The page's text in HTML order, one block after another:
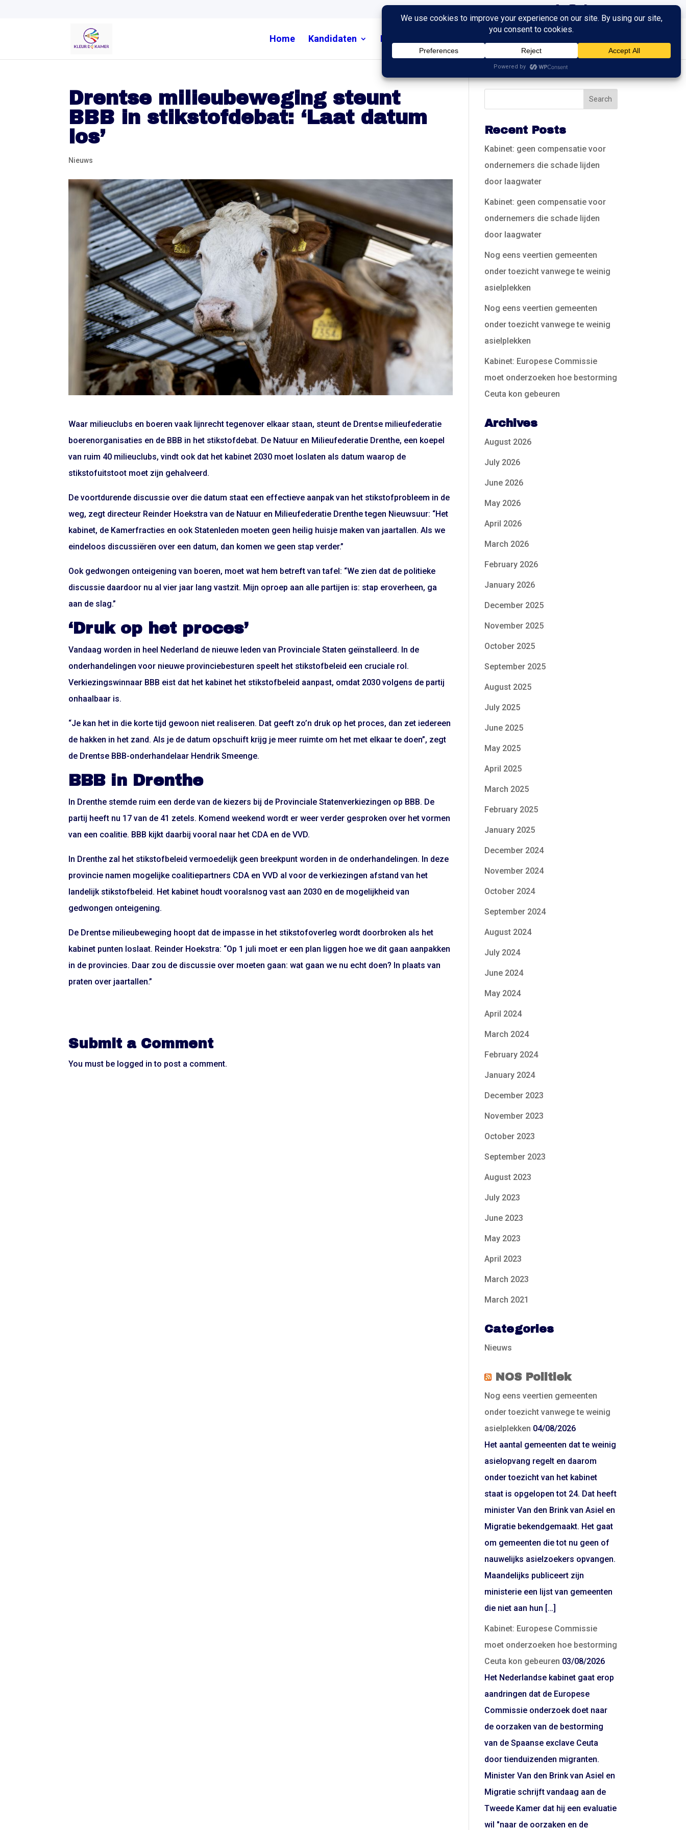
Home Kandidaten Nieuws
Drentse milieubeweging steunt
BBB in stikstofdebat: ‘Laat datum
los’
Nieuws
Waar milieuclubs en boeren vaak lijnrecht tegenover elkaar staan, steunt de Drentse milieufederatie
boerenorganisaties en de BBB in het stikstofdebat. De Natuur en Milieufederatie Drenthe, een koepel
van ruim 40 milieuclubs, vindt ook dat het kabinet 2030 moet loslaten als datum waarop de
stikstofuitstoot moet zijn gehalveerd.
De voortdurende discussie over die datum staat een effectieve aanpak van het stikstofprobleem in de
weg, zegt directeur Reinder Hoekstra van de Natuur en Milieufederatie Drenthe tegen Nieuwsuur: “Het
kabinet, de Kamerfracties en ook Statenleden moeten geen heilig huisje maken van jaartallen. Als we
eindeloos discussiëren over een datum, dan komen we geen stap verder.”
Ook gedwongen onteigening van boeren, moet wat hem betreft van tafel: “We zien dat de politieke
discussie daardoor nu al vier jaar lang vastzit. Mijn oproep aan alle partijen is: stap eroverheen, ga
aan de slag.”
‘Druk op het proces’
Vandaag worden in heel Nederland de nieuwe leden van Provinciale Staten geïnstalleerd. In de
onderhandelingen voor nieuwe provinciebesturen speelt het stikstofbeleid een cruciale rol.
Verkiezingswinnaar BBB eist dat het kabinet het stikstofbeleid aanpast, omdat 2030 volgens de partij
onhaalbaar is.
“Je kan het in die korte tijd gewoon niet realiseren. Dat geeft zo’n druk op het proces, dan zet iedereen
de hakken in het zand. Als je de datum opschuift krijg je meer ruimte om het met elkaar te doen”, zegt
de Drentse BBB-onderhandelaar Hendrik Smeenge.
BBB in Drenthe
In Drenthe stemde ruim een derde van de kiezers bij de Provinciale Statenverkiezingen op BBB. De
partij heeft nu 17 van de 41 zetels. Komend weekend wordt er weer verder gesproken over het vormen
van een coalitie. BBB kijkt daarbij vooral naar het CDA en de VVD.
In Drenthe zal het stikstofbeleid vermoedelijk geen breekpunt worden in de onderhandelingen. In deze
provincie namen mogelijke coalitiepartners CDA en VVD al voor de verkiezingen afstand van het
landelijk stikstofbeleid. Het kabinet houdt vooralsnog vast aan 2030 en de mogelijkheid van
gedwongen onteigening.
De Drentse milieubeweging hoopt dat de impasse in het stikstofoverleg wordt doorbroken als het
kabinet punten loslaat. Reinder Hoekstra: “Op 1 juli moet er een plan liggen hoe we dit gaan aanpakken
in de provincies. Daar zou de discussie over moeten gaan: wat gaan we nu echt doen? In plaats van
praten over jaartallen.”
Submit a Comment
You must be logged in to post a comment.
Recent Posts
Kabinet: geen compensatie voor
ondernemers die schade lijden
door laagwater
Kabinet: geen compensatie voor
ondernemers die schade lijden
door laagwater
Nog eens veertien gemeenten
onder toezicht vanwege te weinig
asielplekken
Nog eens veertien gemeenten
onder toezicht vanwege te weinig
asielplekken
Kabinet: Europese Commissie
moet onderzoeken hoe bestorming
Ceuta kon gebeuren
Archives
August 2026
July 2026
June 2026
May 2026
April 2026
March 2026
February 2026
January 2026
December 2025
November 2025
October 2025
September 2025
August 2025
July 2025
June 2025
May 2025
April 2025
March 2025
February 2025
January 2025
December 2024
November 2024
October 2024
September 2024
August 2024
July 2024
June 2024
May 2024
April 2024
March 2024
February 2024
January 2024
December 2023
November 2023
October 2023
September 2023
August 2023
July 2023
June 2023
May 2023
April 2023
March 2023
March 2021
Categories
Nieuws
NOS Politiek
Nog eens veertien gemeenten
onder toezicht vanwege te weinig
asielplekken 04/08/2026
Het aantal gemeenten dat te weinig
asielopvang regelt en daarom
onder toezicht van het kabinet
staat is opgelopen tot 24. Dat heeft
minister Van den Brink van Asiel en
Migratie bekendgemaakt. Het gaat
om gemeenten die tot nu geen of
nauwelijks asielzoekers opvangen.
Maandelijks publiceert zijn
ministerie een lijst van gemeenten
die niet aan hun […]
Kabinet: Europese Commissie
moet onderzoeken hoe bestorming
Ceuta kon gebeuren 03/08/2026
Het Nederlandse kabinet gaat erop
aandringen dat de Europese
Commissie onderzoek doet naar
de oorzaken van de bestorming
van de Spaanse exclave Ceuta
door tienduizenden migranten.
Minister Van den Brink van Asiel en
Migratie schrijft vandaag aan de
Tweede Kamer dat hij een evaluatie
wil "naar de oorzaken en de